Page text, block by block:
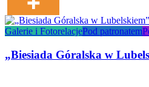
Galerie i FotorelacjePod patronatem
„Biesiada Góralska w